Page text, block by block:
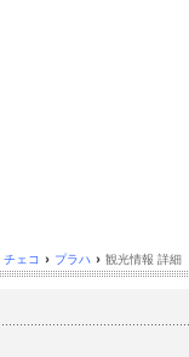
チェコ › プラハ › 観光情報 詳細